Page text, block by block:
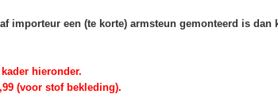
importeur een (te korte) armsteun gemonteerd is dan
hieronder.
(voor stof bekleding).